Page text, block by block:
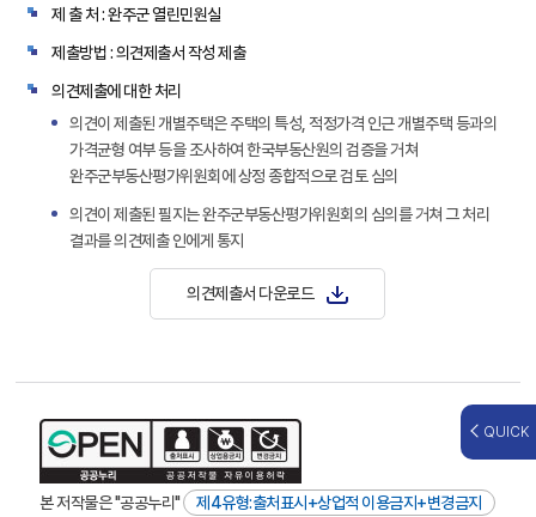
제 출 처 : 완주군 열린민원실
제출방법 : 의견제출서 작성 제출
의견제출에 대한 처리
의견이 제출된 개별주택은 주택의 특성, 적정가격 인근 개별주택 등과의
가격균형 여부 등을 조사하여 한국부동산원의 검증을 거쳐
완주군부동산평가위원회에 상정 종합적으로 검토 심의
의견이 제출된 필지는 완주군부동산평가위원회의 심의를 거쳐 그 처리
결과를 의견제출 인에게 통지
의견제출서 다운로드
본 저작물은 "공공누리"
제4유형:출처표시+상업적 이용금지+변경금지
QUICK